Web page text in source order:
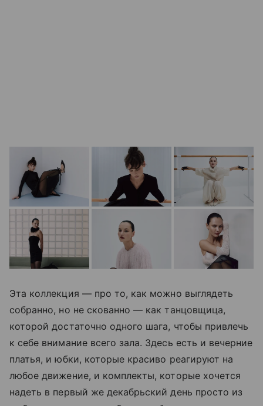
Эта коллекция — про то, как можно выглядеть
собранно, но не скованно — как танцовщица,
которой достаточно одного шага, чтобы привлечь
к себе внимание всего зала. Здесь есть и вечерние
платья, и юбки, которые красиво реагируют на
любое движение, и комплекты, которые хочется
надеть в первый же декабрьский день просто из